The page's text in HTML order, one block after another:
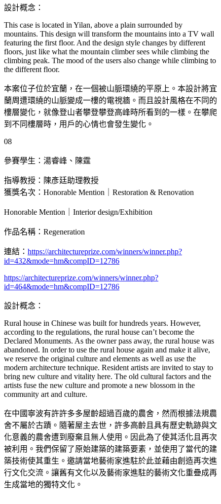
設計概念：
This case is located in Yilan, above a plain surrounded by
mountains. This design will transform the mountains into a TV wall
featuring the first floor. And the design style changes by different
floors, just like what the mountain climber sees while climbing the
climbing peak. The mood of the users also change while climbing to
the different floor.
本案位子位於宜蘭，在一個被山脈環繞的平原上。本設計將宜
蘭周遭環繞的山脈變成一樓的電視牆。而且設計風格在不同的
樓層變化，就像登山者攀登攀登高峰時所看到的一樣。在攀爬
到不同樓層時，用戶的心情也會發生變化。
08
參賽學生：湯睿峰、陳霆
指導教授：陳彥廷助理教授
獲獎名次：Honorable Mention｜Restoration & Renovation
Honorable Mention｜Interior design/Exhibition
作品名稱：Regeneration
連結： https://architectureprize.com/winners/winner.php?
id=432&mode=hm&compID=12786
https://architectureprize.com/winners/winner.php?
id=464&mode=hm&compID=12786
設計概念：
Rural house in Chinese was built for hundreds years. However,
according to the regulations, the rural house can’t become the
Declared Monuments. As the owner pass away, the rural house was
abandoned. In order to use the rural house again and make it alive,
we reserve the original culture and elements as well as use the
modern architecture technique. Resident artists are invited to stay to
bring new culture and vitality here. The old cultural factors and the
artists fuse the new culture and promote a new blossom in the
community art and culture.
在中國寧波有許許多多屋齡超過百歲的農舍，然而根據法規農
舍不屬於古蹟。隨著屋主去世，許多高齡且具有歷史軌跡與文
化意義的農舍遭到廢棄且無人使用。因此為了使其活化且再次
被利用。我們保留了原始建築的建築要素，並使用了當代的建
築技術使其重生。邀請當地藝術家進駐於此並藉由創造再次進
行文化交流。讓舊有文化以及藝術家進駐的藝術文化重疊成再
生成當地的獨特文化。